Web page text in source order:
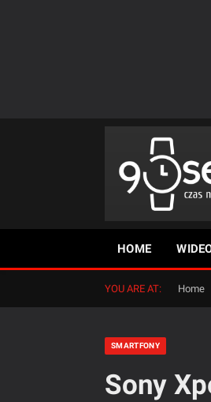
HOME
YOU ARE AT: Home
SMARTFONY
Sony